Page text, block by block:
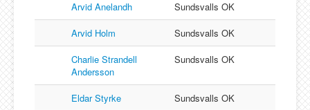
Arvid Anelandh
Sundsvalls OK
Arvid Holm
Sundsvalls OK
Charlie Strandell
Andersson
Sundsvalls OK
Eldar Styrke
Sundsvalls OK